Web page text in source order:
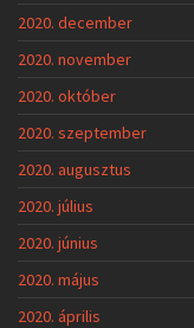
2020. december
2020. november
2020. október
2020. szeptember
2020. augusztus
2020. július
2020. június
2020. május
2020. április